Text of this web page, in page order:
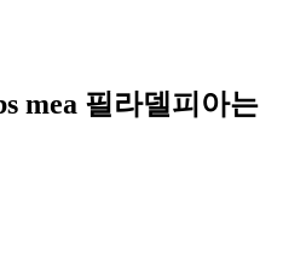
mea 필라델피아는